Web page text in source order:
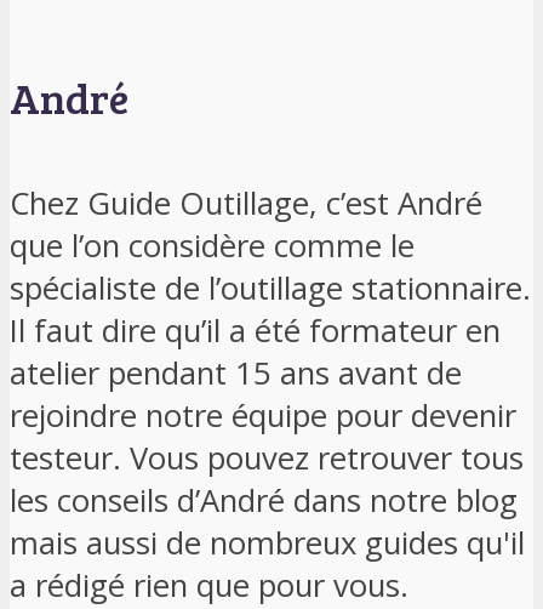
André
Chez Guide Outillage, c’est André
que l’on considère comme le
spécialiste de l’outillage stationnaire.
Il faut dire qu’il a été formateur en
atelier pendant 15 ans avant de
rejoindre notre équipe pour devenir
testeur. Vous pouvez retrouver tous
les conseils d’André dans notre blog
mais aussi de nombreux guides qu'il
a rédigé rien que pour vous.